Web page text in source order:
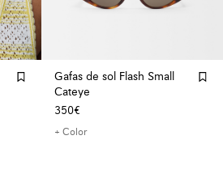
Gafas de sol Flash Small
Cateye
350€
+ Color